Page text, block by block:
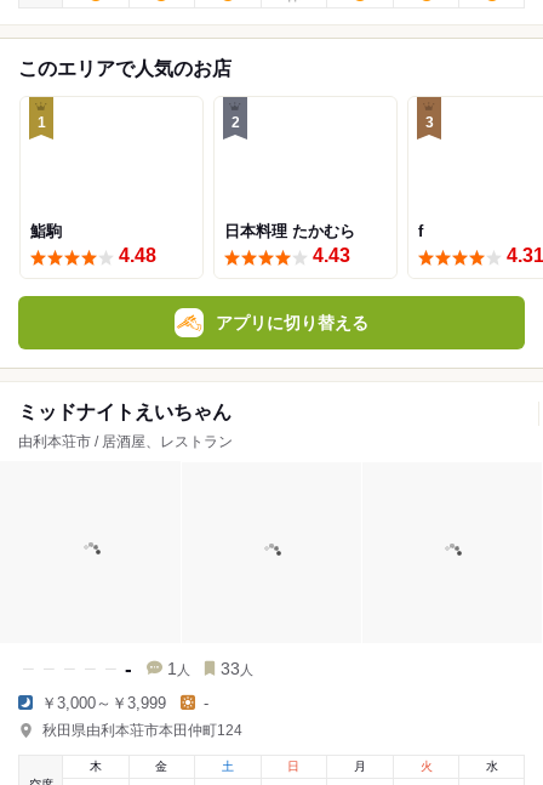
このエリアで人気のお店
1
鮨駒
4.48
2
日本料理 たかむら
4.43
3
f
4.31
アプリに切り替える
ミッドナイトえいちゃん
由利本荘市 / 居酒屋、レストラン
- 1 人 33 人
￥3,000～￥3,999 -
秋田県由利本荘市本田仲町124
木
金 土 日 月 火 水